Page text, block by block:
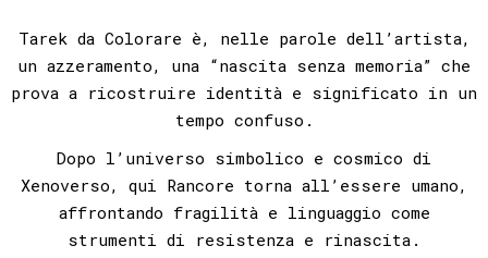
Tarek da Colorare è, nelle parole dell’artista,
un azzeramento, una “nascita senza memoria” che
prova a ricostruire identità e significato in un
tempo confuso.
Dopo l’universo simbolico e cosmico di
Xenoverso, qui Rancore torna all’essere umano,
affrontando fragilità e linguaggio come
strumenti di resistenza e rinascita.